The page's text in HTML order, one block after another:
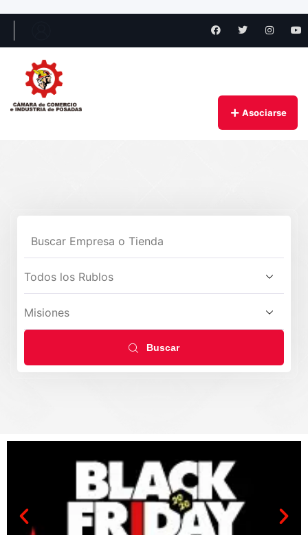
Asociarse
Buscar